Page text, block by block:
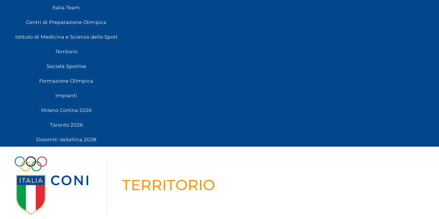
Italia Team
Centri di Preparazione Olimpica
Istituto di Medicina e Scienza dello Sport
Territorio
Società Sportive
Formazione Olimpica
Impianti
Milano Cortina 2026
Taranto 2026
Dolomiti Valtellina 2028
TERRITORIO